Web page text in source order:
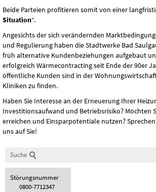
Beide Parteien profitieren somit von einer
Situation“.
Angesichts der sich verändernden
und Regulierung haben die Stadtwerke Bad
früh alternative Kundenbeziehungen aufgebaut
erfolgreich Wärmecontracting seit Ende der 90er
öffentliche Kunden sind in der
Kliniken zu finden.
Haben Sie Interesse an der Erneuerung Ihrer
Investitionsaufwand und Betriebsrisiko? Möchten
erreichen und Einsparpotentiale nutzen?
uns auf Sie!
Suche
Störungsnummer
0800-7712347